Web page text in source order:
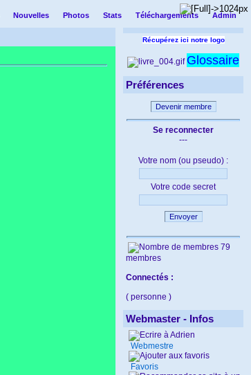
Admin
Nouvelles Photos Stats Téléchargements
Récupérez ici notre logo
Glossaire
Préférences
Devenir membre
Se reconnecter
---
Votre nom (ou pseudo) :
Votre code secret
Envoyer
79
membres
Connectés :
( personne )
Webmaster - Infos
Webmestre
Favoris